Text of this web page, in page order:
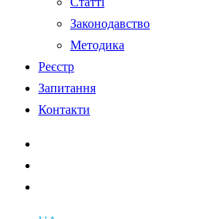
Законодавство
Методика
Реєстр
Запитання
Контакти